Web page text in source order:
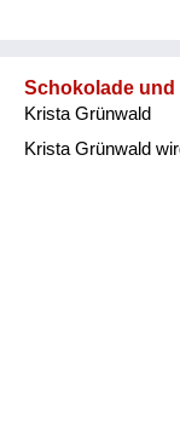
Schokolade und
Krista Grünwald
Krista Grünwald